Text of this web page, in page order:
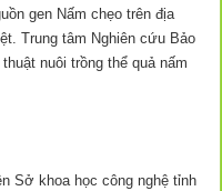
gen Nấm chẹo trên địa
Trung tâm Nghiên cứu Bảo
nuôi trồng thể quả nấm
Sở khoa học công nghệ tỉnh